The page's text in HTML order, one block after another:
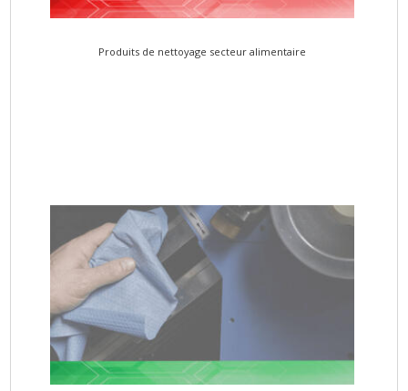
Produits de nettoyage secteur alimentaire